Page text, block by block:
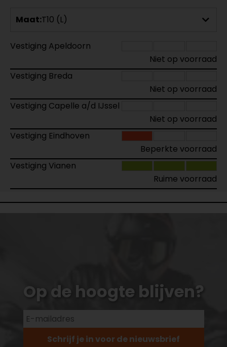
Maat:T10 (L)
Vestiging Apeldoorn
Niet op voorraad
Vestiging Breda
Niet op voorraad
Vestiging Capelle a/d IJssel
Niet op voorraad
Vestiging Eindhoven
Beperkte voorraad
Vestiging Vianen
Ruime voorraad
Op de hoogte blijven?
Schrijf je in voor de nieuwsbrief